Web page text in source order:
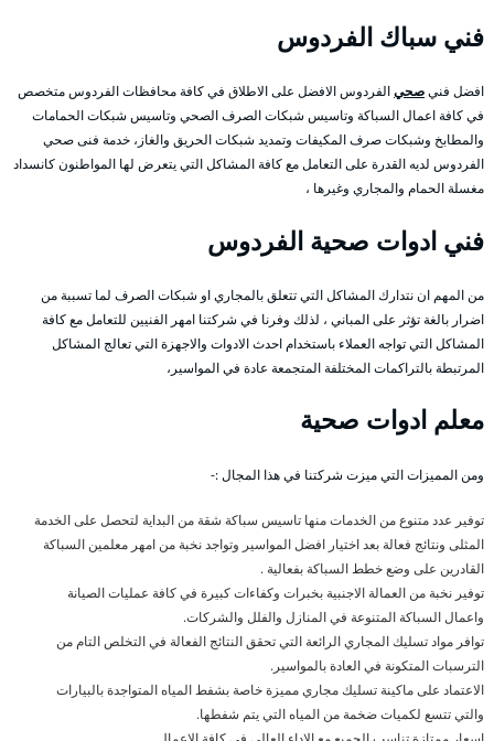
فني سباك الفردوس
افضل فنيصحيالفردوس الافضل على الاطلاق في كافة محافظات الفردوس متخصص
في كافة اعمال السباكة وتاسيس شبكات الصرف الصحي وتاسيس شبكات الحمامات
والمطابخ وشبكات صرف المكيفات وتمديد شبكات الحريق والغاز، خدمة فنى صحي
الفردوس لديه القدرة على التعامل مع كافة المشاكل التي يتعرض لها المواطنون كانسداد
مغسلة الحمام والمجاري وغيرها ،
فني ادوات صحية الفردوس
من المهم ان نتدارك المشاكل التي تتعلق بالمجاري او شبكات الصرف لما تسببة من
اضرار بالغة تؤثر على المباني ، لذلك وفرنا في شركتنا امهر الفنيين للتعامل مع كافة
المشاكل التي تواجه العملاء باستخدام احدث الادوات والاجهزة التي تعالج المشاكل
المرتبطة بالتراكمات المختلفة المتجمعة عادة في المواسير،
معلم ادوات صحية
ومن المميزات التي ميزت شركتنا في هذا المجال :-
توفير عدد متنوع من الخدمات منها تاسيس سباكة شقة من البداية لتحصل على الخدمة
المثلى ونتائج فعالة بعد اختيار افضل المواسير وتواجد نخبة من امهر معلمين السباكة
القادرين على وضع خطط السباكة بفعالية .
توفير نخبة من العمالة الاجنبية بخبرات وكفاءات كبيرة في كافة عمليات الصيانة
واعمال السباكة المتنوعة في المنازل والفلل والشركات.
توافر مواد تسليك المجاري الرائعة التي تحقق النتائج الفعالة في التخلص التام من
الترسبات المتكونة في العادة بالمواسير.
الاعتماد على ماكينة تسليك مجاري مميزة خاصة بشفط المياه المتواجدة بالبيارات
والتي تتسع لكميات ضخمة من المياه التي يتم شفطها.